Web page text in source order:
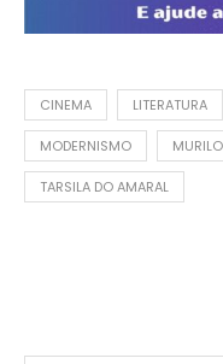
CINEMA LITERATURA
MODERNISMO
TARSILA DO AMARAL